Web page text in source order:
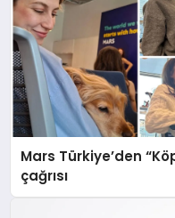
Mars Türkiye’den
çağrısı